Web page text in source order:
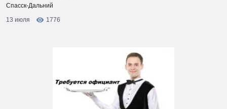
Спасск-Дальний
13 июля
1776